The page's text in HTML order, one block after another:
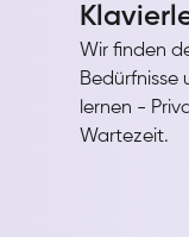
Wir finden
Bedürfnisse
lernen -
Wartezeit.